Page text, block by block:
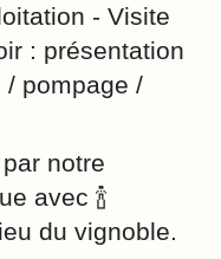
- Visite
: présentation
pompage /
notre
avec 🍾
du vignoble.